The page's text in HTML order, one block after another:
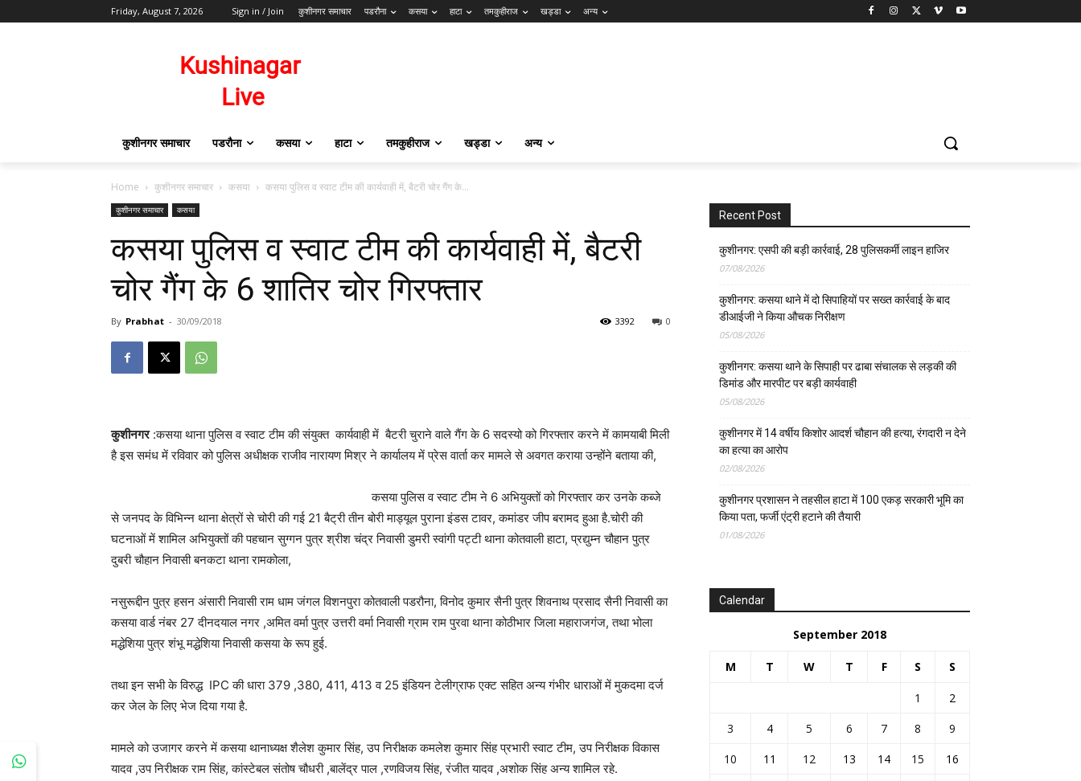
Friday, August 7, 2026 Sign in / Join कुशीनगर समाचार पडरौना कसया हाटा तमकुहीराज खड्डा अन्य
कुशीनगर समाचार पडरौना कसया हाटा तमकुहीराज खड्डा अन्य
Home कुशीनगर समाचार कसया कसया पुलिस व स्वाट टीम की कार्यवाही में, बैटरी चोर गैंग के...
कुशीनगर समाचार कसया
कसया पुलिस व स्वाट टीम की कार्यवाही में, बैटरी
चोर गैंग के 6 शातिर चोर गिरफ्तार
By Prabhat - 30/09/2018 0
3392
कुशीनगर:कसया थाना पुलिस व स्वाट टीम की संयुक्त कार्यवाही में बैटरी चुराने वाले गैंग के 6 सदस्यो को गिरफ्तार करने में कामयाबी मिली
है इस समंध में रविवार को पुलिस अधीक्षक राजीव नारायण मिश्र ने कार्यालय में प्रेस वार्ता कर मामले से अवगत कराया उन्होंने बताया की,
कसया पुलिस व स्वाट टीम ने 6 अभियुक्तों को गिरफ्तार कर उनके कब्जे
से जनपद के विभिन्न थाना क्षेत्रों से चोरी की गई 21 बैट्री तीन बोरी माड्यूल पुराना इंडस टावर, कमांडर जीप बरामद हुआ है.चोरी की
घटनाओं में शामिल अभियुक्तों की पहचान सुग्गन पुत्र श्रीश चंद्र निवासी डुमरी स्वांगी पट्टी थाना कोतवाली हाटा, प्रद्युम्न चौहान पुत्र
दुबरी चौहान निवासी बनकटा थाना रामकोला,
नसुरूद्दीन पुत्र हसन अंसारी निवासी राम धाम जंगल विशनपुरा कोतवाली पडरौना, विनोद कुमार सैनी पुत्र शिवनाथ प्रसाद सैनी निवासी का
कसया वार्ड नंबर 27 दीनदयाल नगर ,अमित वर्मा पुत्र उत्तरी वर्मा निवासी ग्राम राम पुरवा थाना कोठीभार जिला महाराजगंज, तथा भोला
मद्धेशिया पुत्र शंभू मद्धेशिया निवासी कसया के रूप हुई.
तथा इन सभी के विरुद्ध IPC की धारा 379 ,380, 411, 413 व 25 इंडियन टेलीग्राफ एक्ट सहित अन्य गंभीर धाराओं में मुकदमा दर्ज
कर जेल के लिए भेज दिया गया है.
मामले को उजागर करने में कसया थानाध्यक्ष शैलेश कुमार सिंह, उप निरीक्षक कमलेश कुमार सिंह प्रभारी स्वाट टीम, उप निरीक्षक विकास
यादव ,उप निरीक्षक राम सिंह, कांस्टेबल संतोष चौधरी ,बालेंद्र पाल ,रणविजय सिंह, रंजीत यादव ,अशोक सिंह अन्य शामिल रहे.
Recent Post
कुशीनगर: एसपी की बड़ी कार्रवाई, 28 पुलिसकर्मी लाइन हाजिर
07/08/2026
कुशीनगर: कसया थाने में दो सिपाहियों पर सख्त कार्रवाई के बाद
डीआईजी ने किया औचक निरीक्षण
05/08/2026
कुशीनगर: कसया थाने के सिपाही पर ढाबा संचालक से लड़की की
डिमांड और मारपीट पर बड़ी कार्यवाही
05/08/2026
कुशीनगर में 14 वर्षीय किशोर आदर्श चौहान की हत्या, रंगदारी न देने
का हत्या का आरोप
02/08/2026
कुशीनगर प्रशासन ने तहसील हाटा में 100 एकड़ सरकारी भूमि का
किया पता, फर्जी एंट्री हटाने की तैयारी
01/08/2026
Calendar
September 2018
M T W T F S S
1
2
3
4 5 6 7 8
9
10
11 12 13 14 15
16